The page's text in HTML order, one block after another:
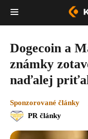
Dogecoin a
známky
naďalej
Sponzorované články
PR články